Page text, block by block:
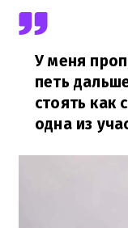
У меня
петь
стоять как
одна из